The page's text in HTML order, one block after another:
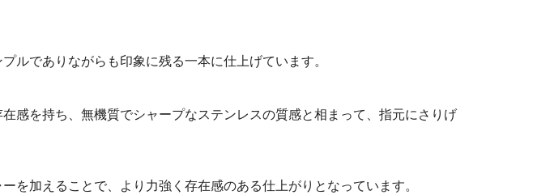
ルでありながらも印象に残る一本に仕上げています。
感を持ち、無機質でシャープなステンレスの質感と相まって、指元にさりげ
加えることで、より力強く存在感のある仕上がりとなっています。